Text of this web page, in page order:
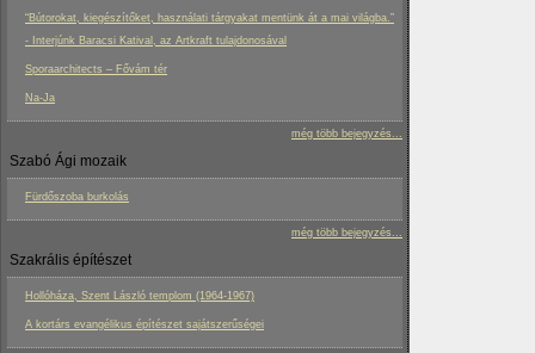
“Bútorokat, kiegészítőket, használati tárgyakat mentünk át a mai világba.”
- Interjúnk Baracsi Katival, az Artkraft tulajdonosával
Sporaarchitects – Fővám tér
Na-Ja
még több bejegyzés...
Szabó Ági mozaik
Fürdőszoba burkolás
még több bejegyzés...
Szakrális építészet
Hollóháza, Szent László templom (1964-1967)
A kortárs evangélikus építészet sajátszerűségei